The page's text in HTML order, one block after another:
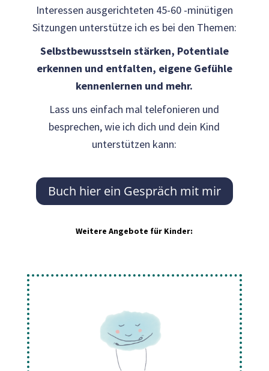
Interessen ausgerichteten 45-60 -minütigen
Sitzungen unterstütze ich es bei den Themen:
Selbstbewusstsein stärken, Potentiale
erkennen und entfalten, eigene Gefühle
kennenlernen und mehr.
Lass uns einfach mal telefonieren und
besprechen, wie ich dich und dein Kind
unterstützen kann:
Buch hier ein Gespräch mit mir
Weitere Angebote für Kinder: